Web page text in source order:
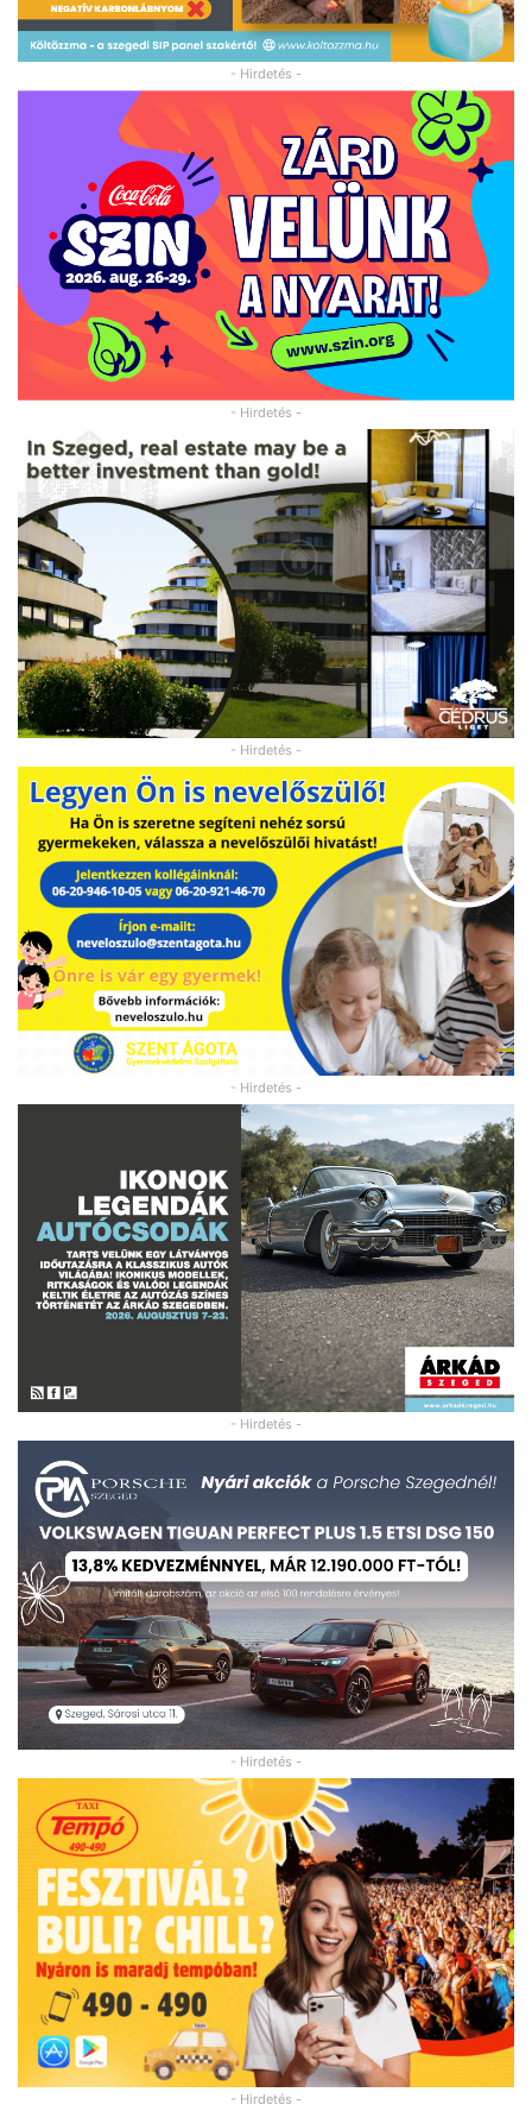
- Hirdetés -
- Hirdetés -
- Hirdetés -
- Hirdetés -
- Hirdetés -
- Hirdetés -
- Hirdetés -